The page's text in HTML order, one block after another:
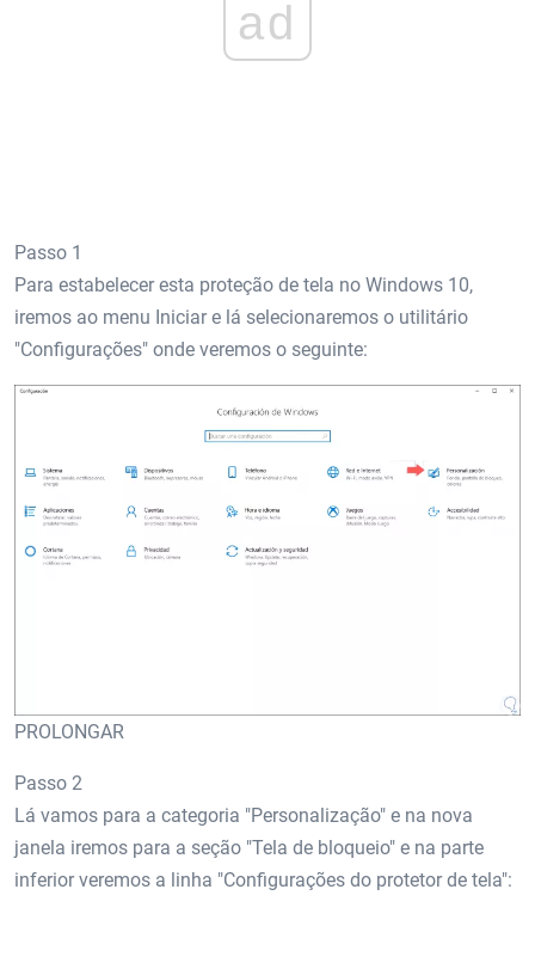
ad
Passo 1
Para estabelecer esta proteção de tela no Windows 10,
iremos ao menu Iniciar e lá selecionaremos o utilitário
"Configurações" onde veremos o seguinte:
PROLONGAR
Passo 2
Lá vamos para a categoria "Personalização" e na nova
janela iremos para a seção "Tela de bloqueio" e na parte
inferior veremos a linha "Configurações do protetor de tela":